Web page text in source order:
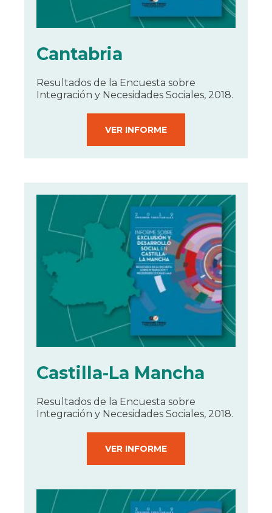
Cantabria
Resultados de la Encuesta sobre
Integración y Necesidades Sociales, 2018.
VER INFORME
Castilla-La Mancha
Resultados de la Encuesta sobre
Integración y Necesidades Sociales, 2018.
VER INFORME